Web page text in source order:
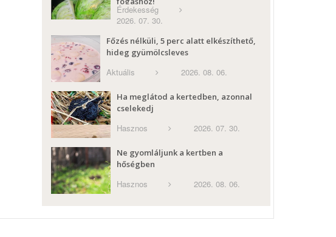
Érdekesség
2026. 07. 30.
Főzés nélküli, 5 perc alatt elkészíthető,
hideg gyümölcsleves
Aktuális 2026. 08. 06.
Ha meglátod a kertedben, azonnal
cselekedj
Hasznos 2026. 07. 30.
Ne gyomláljunk a kertben a
hőségben
Hasznos 2026. 08. 06.